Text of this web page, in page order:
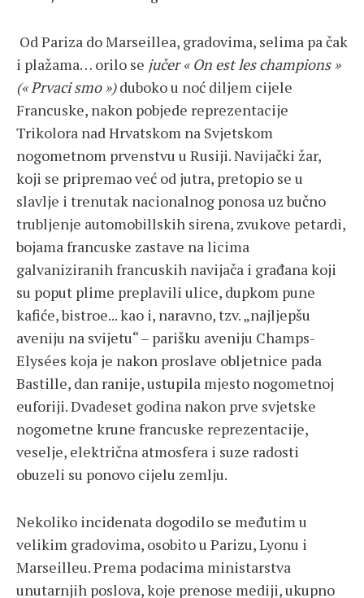
Od Pariza do Marseillea, gradovima, selima pa čak
i plažama… orilo se jučer « On est les champions »
(« Prvaci smo »)duboko u noć diljem cijele
Francuske, nakon pobjede reprezentacije
Trikolora nad Hrvatskom na Svjetskom
nogometnom prvenstvu u Rusiji. Navijački žar,
koji se pripremao već od jutra, pretopio se u
slavlje i trenutak nacionalnog ponosa uz bučno
trubljenje automobillskih sirena, zvukove petardi,
bojama francuske zastave na licima
galvaniziranih francuskih navijača i građana koji
su poput plime preplavili ulice, dupkom pune
kafiće, bistroe... kao i, naravno, tzv. „najljepšu
aveniju na svijetu“ – parišku aveniju Champs-
Elysées koja je nakon proslave obljetnice pada
Bastille, dan ranije, ustupila mjesto nogometnoj
euforiji. Dvadeset godina nakon prve svjetske
nogometne krune francuske reprezentacije,
veselje, električna atmosfera i suze radosti
obuzeli su ponovo cijelu zemlju.
Nekoliko incidenata dogodilo se međutim u
velikim gradovima, osobito u Parizu, Lyonu i
Marseilleu. Prema podacima ministarstva
unutarnjih poslova, koje prenose mediji, ukupno